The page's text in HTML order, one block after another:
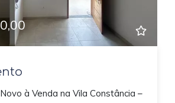
à Venda na Vila Constância –